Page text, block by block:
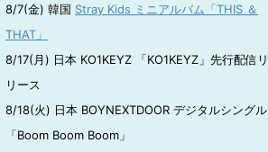
8/7(金) 韓国 Stray Kids ミニアルバム「THIS ＆
THAT」
8/17(月) 日本 KO1KEYZ 「KO1KEYZ」先行配信リ
リース
8/18(火) 日本 BOYNEXTDOOR デジタルシングル
「Boom Boom Boom」